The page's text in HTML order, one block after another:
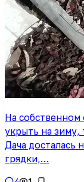
На собственном
укрыть на зиму,
Дача досталась
грядки,…